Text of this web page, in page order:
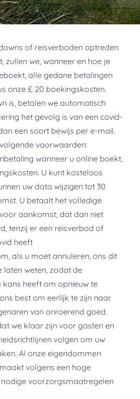
of reisverboden optreden
zullen we, wanneer en hoe je
alle gedane betalingen
onze £ 20 boekingskosten.
is, betalen we automatisch
het gevolg is van een covid-
een soort bewijs per e-mail.
voorwaarden:
wanneer u online boekt,
U kunt kosteloos
uw data wijzigen tot 30
U betaalt het volledige
aankomst, dat dan niet
tenzij er een reisverbod of
heeft
als u moet annuleren, ons dit
laten weten, zodat de
heeft om opnieuw te
best om eerlijk te zijn naar
van onroerend goed.
we klaar zijn voor gasten en
volgen om uw
Al onze eigendommen
volgens een hoge
voorzorgsmaatregelen